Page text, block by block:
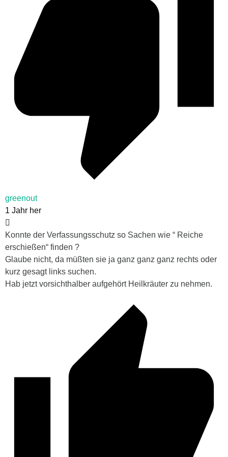
greenout
1 Jahr her
Konnte der Verfassungsschutz so Sachen wie “ Reiche
erschießen“ finden ?
Glaube nicht, da müßten sie ja ganz ganz ganz rechts oder
kurz gesagt links suchen.
Hab jetzt vorsichthalber aufgehört Heilkräuter zu nehmen.